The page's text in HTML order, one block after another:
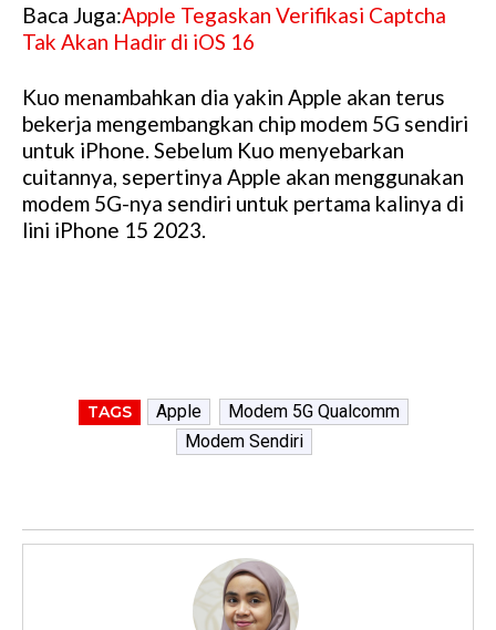
Baca Juga:Apple Tegaskan Verifikasi Captcha
Tak Akan Hadir di iOS 16
Kuo menambahkan dia yakin Apple akan terus
bekerja mengembangkan chip modem 5G sendiri
untuk iPhone. Sebelum Kuo menyebarkan
cuitannya, sepertinya Apple akan menggunakan
modem 5G-nya sendiri untuk pertama kalinya di
lini iPhone 15 2023.
TAGS Apple
Modem 5G Qualcomm
Modem Sendiri